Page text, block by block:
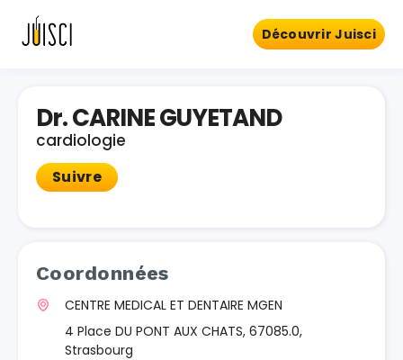
Découvrir Juisci
Dr. CARINE GUYETAND
cardiologie
Suivre
Coordonnées
CENTRE MEDICAL ET DENTAIRE MGEN
4 Place DU PONT AUX CHATS, 67085.0,
Strasbourg